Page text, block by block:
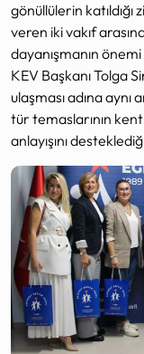
gönüllülerin
veren iki vakıf
dayanışmanın
KEV Başkanı Tolga
ulaşması adına
tür temaslarının
anlayışını